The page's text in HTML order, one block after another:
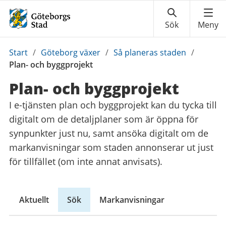
Du
är
Start / Göteborg växer / Så planeras staden /
Plan- och byggprojekt
Plan- och byggprojekt
I e-tjänsten plan och byggprojekt kan du tycka till
digitalt om de detaljplaner som är öppna för
synpunkter just nu, samt ansöka digitalt om de
markanvisningar som staden annonserar ut just
för tillfället (om inte annat anvisats).
Aktuellt Sök Markanvisningar